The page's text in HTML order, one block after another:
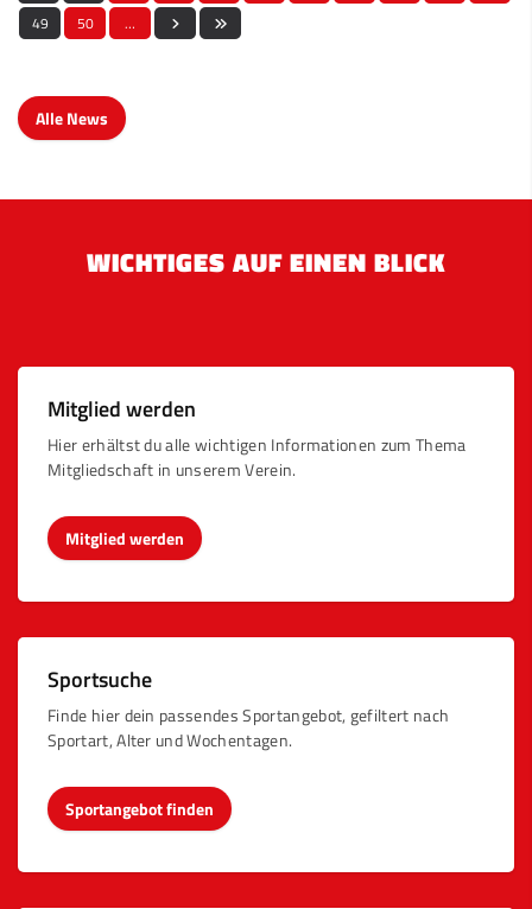
49
50 …
Alle News
WICHTIGES AUF EINEN BLICK
Mitglied werden
Hier erhältst du alle wichtigen Informationen zum Thema
Mitgliedschaft in unserem Verein.
Mitglied werden
Sportsuche
Finde hier dein passendes Sportangebot, gefiltert nach
Sportart, Alter und Wochentagen.
Sportangebot finden